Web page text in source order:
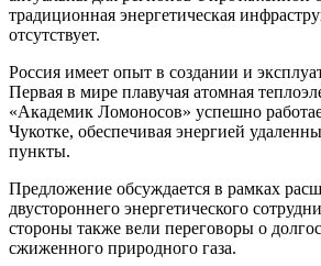
традиционная энергетическая
отсутствует.
Россия имеет опыт в создании и
Первая в мире плавучая атомная
«Академик Ломоносов» успешно
Чукотке, обеспечивая энергией
пункты.
Предложение обсуждается в рамках
двустороннего энергетического
стороны также вели переговоры о
сжиженного природного газа.